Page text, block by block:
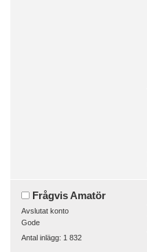
Frågvis Amatör
Avslutat konto
Gode
Antal inlägg: 1 832